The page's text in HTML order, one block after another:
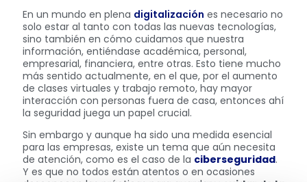
En un mundo en plena digitalización es necesario no
solo estar al tanto con todas las nuevas tecnologías,
sino también en cómo cuidamos que nuestra
información, entiéndase académica, personal,
empresarial, financiera, entre otras. Esto tiene mucho
más sentido actualmente, en el que, por el aumento
de clases virtuales y trabajo remoto, hay mayor
interacción con personas fuera de casa, entonces ahí
la seguridad juega un papel crucial.
Sin embargo y aunque ha sido una medida esencial
para las empresas, existe un tema que aún necesita
de atención, como es el caso de la ciberseguridad.
Y es que no todos están atentos o en ocasiones